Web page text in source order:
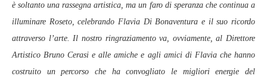
è soltanto una rassegna artistica, ma un faro di speranza che continua a
illuminare Roseto, celebrando Flavia Di Bonaventura e il suo ricordo
attraverso l’arte. Il nostro ringraziamento va, ovviamente, al Direttore
Artistico Bruno Cerasi e alle amiche e agli amici di Flavia che hanno
costruito un percorso che ha convogliato le migliori energie del